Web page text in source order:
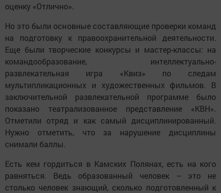
оценку «Отлично».
Но это были основные составляющие проверки команд
на подготовку к правоохранительной деятельности.
Еще были творческие конкурсы и мастер-классы: на
командообразование, интеллектуально-
развлекательная игра «Квиз» по следам
мультипликационных и художественных фильмов. В
заключительной развлекательной программе было
показано театрализованное представление «КВН».
Отметили отряд и как самый дисциплинированный.
Нужно отметить, что за нарушение дисциплины
снимали баллы.
Есть кем гордиться в Камских Полянах, есть на кого
равняться. Ведь образованный человек – это не
столько человек знающий, сколько подготовленный к